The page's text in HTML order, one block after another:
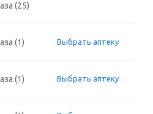
(25)
(1) Выбрать аптеку
(1) Выбрать аптеку